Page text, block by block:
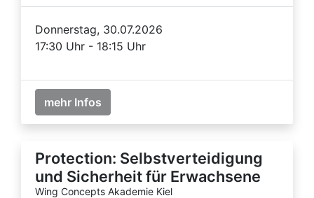
Donnerstag, 30.07.2026
17:30 Uhr - 18:15 Uhr
mehr Infos
Protection: Selbstverteidigung
und Sicherheit für Erwachsene
Wing Concepts Akademie Kiel